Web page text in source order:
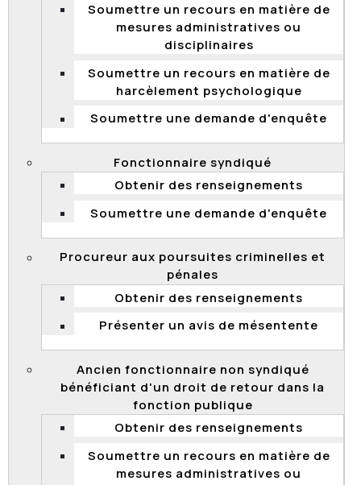
Soumettre un recours en matière de
mesures administratives ou
disciplinaires
Soumettre un recours en matière de
harcèlement psychologique
Soumettre une demande d'enquête
Fonctionnaire syndiqué
Obtenir des renseignements
Soumettre une demande d'enquête
Procureur aux poursuites criminelles et
pénales
Obtenir des renseignements
Présenter un avis de mésentente
Ancien fonctionnaire non syndiqué
bénéficiant d'un droit de retour dans la
fonction publique
Obtenir des renseignements
Soumettre un recours en matière de
mesures administratives ou
Le 4 mai 2023, la Commission a rejeté une demande
d’ordonnance de sauvegarde provisoire, déposée en
vertu de l’article 16 de de laLoi sur le processus de
détermination de la rémunération des procureurs aux
poursuites criminelles et pénales et sur leur régime de
relative aux conditions de travail des procureurs aux
poursuites criminelles et pénales 2015-2019
(Entente), à l’occasion d’un avis de mésentente
présenté par l’Association des procureurs aux
poursuites criminelles et pénales (Association).
L’Association dénonce le refus du Directeur des
poursuites criminelles et pénales de lui transmettre
une liste indiquant la « date d’entrée en fonction » de
chacun des procureurs qu’il emploie, contrairement à
ce qui est prévu à l’Entente. La demande
d’ordonnance de sauvegarde provisoire porte sur ce
Après analyse, la Commission conclut que la
demande d’ordonnance de sauvegarde provisoire ne
répond pas aux critères établis par la jurisprudence
pour être accordée.
2023 QCCFP 8